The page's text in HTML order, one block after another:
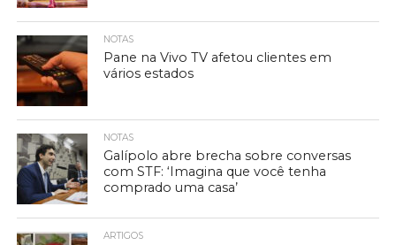
NOTAS
Pane na Vivo TV afetou clientes em
vários estados
NOTAS
Galípolo abre brecha sobre conversas
com STF: ‘Imagina que você tenha
comprado uma casa’
ARTIGOS